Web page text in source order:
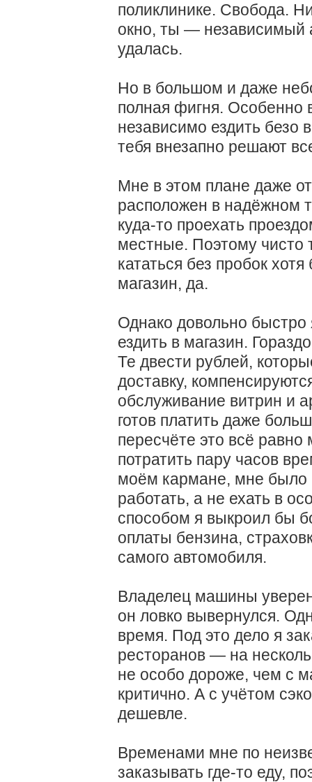
поликлинике. Свобода.
окно, ты — независимый
удалась.
Но в большом и даже
полная фигня. Особенно
независимо ездить безо
тебя внезапно решают
Мне в этом плане даже
расположен в надёжном
куда-то проехать
местные. Поэтому чисто
кататься без пробок
магазин, да.
Однако довольно быстро
ездить в магазин.
Те двести рублей,
доставку,
обслуживание витрин и
готов платить даже
пересчёте это всё
потратить пару часов
моём кармане, мне было
работать, а не ехать в
способом я выкроил бы
оплаты бензина,
самого автомобиля.
Владелец машины
он ловко вывернулся.
время. Под это дело я
ресторанов — на
не особо дороже, чем с
критично. А с учётом
дешевле.
Временами мне по
заказывать где-то еду,